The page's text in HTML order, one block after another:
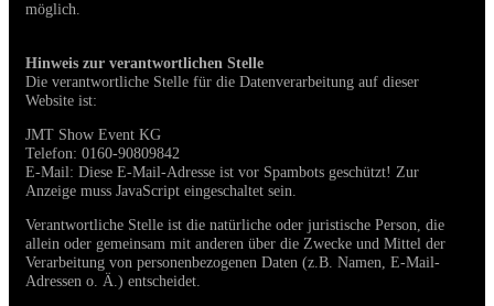
möglich.
Hinweis zur verantwortlichen Stelle
Die verantwortliche Stelle für die Datenverarbeitung auf dieser
Website ist:
JMT Show Event KG
Telefon: 0160-90809842
E-Mail: Diese E-Mail-Adresse ist vor Spambots geschützt! Zur
Anzeige muss JavaScript eingeschaltet sein.
Verantwortliche Stelle ist die natürliche oder juristische Person, die
allein oder gemeinsam mit anderen über die Zwecke und Mittel der
Verarbeitung von personenbezogenen Daten (z.B. Namen, E-Mail-
Adressen o. Ä.) entscheidet.